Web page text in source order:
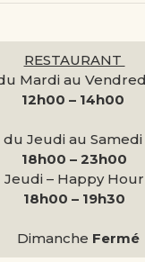
RESTAURANT
Mardi au
12h00 – 14h00
du Jeudi au Samedi
18h00 – 23h00
Jeudi – Happy Hour
18h00 – 19h30
Dimanche Fermé